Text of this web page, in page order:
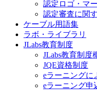
認定ロゴ・マ
認定審査に関
ケーブル用語集
ラボ・ライブラリ
JLabs教育制度
JLabs教育制度
JQE資格制度
eラーニングに
eラーニング申